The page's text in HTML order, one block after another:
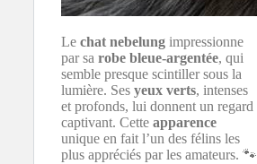
Le chat nebelung impressionne
par sa robe bleue-argentée, qui
semble presque scintiller sous la
lumière. Ses yeux verts, intenses
et profonds, lui donnent un regard
captivant. Cette apparence
unique en fait l’un des félins les
plus appréciés par les amateurs. 🐾